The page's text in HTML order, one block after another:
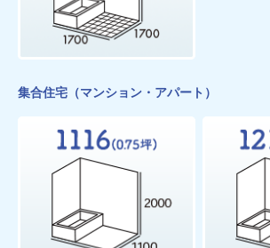
集合住宅（マンション・アパート）